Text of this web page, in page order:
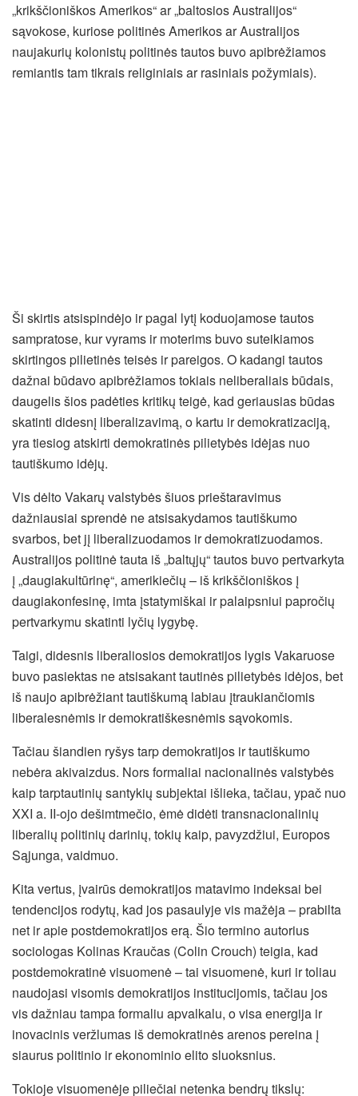
„krikščioniškos Amerikos“ ar „baltosios Australijos“
sąvokose, kuriose politinės Amerikos ar Australijos
naujakurių kolonistų politinės tautos buvo apibrėžiamos
remiantis tam tikrais religiniais ar rasiniais požymiais).
Ši skirtis atsispindėjo ir pagal lytį koduojamose tautos
sampratose, kur vyrams ir moterims buvo suteikiamos
skirtingos pilietinės teisės ir pareigos. O kadangi tautos
dažnai būdavo apibrėžiamos tokiais neliberaliais būdais,
daugelis šios padėties kritikų teigė, kad geriausias būdas
skatinti didesnį liberalizavimą, o kartu ir demokratizaciją,
yra tiesiog atskirti demokratinės pilietybės idėjas nuo
tautiškumo idėjų.
Vis dėlto Vakarų valstybės šiuos prieštaravimus
dažniausiai sprendė ne atsisakydamos tautiškumo
svarbos, bet jį liberalizuodamos ir demokratizuodamos.
Australijos politinė tauta iš „baltųjų“ tautos buvo pertvarkyta
į „daugiakultūrinę“, amerikiečių – iš krikščioniškos į
daugiakonfesinę, imta įstatymiškai ir palaipsniui papročių
pertvarkymu skatinti lyčių lygybę.
Taigi, didesnis liberaliosios demokratijos lygis Vakaruose
buvo pasiektas ne atsisakant tautinės pilietybės idėjos, bet
iš naujo apibrėžiant tautiškumą labiau įtraukiančiomis
liberalesnėmis ir demokratiškesnėmis sąvokomis.
Tačiau šiandien ryšys tarp demokratijos ir tautiškumo
nebėra akivaizdus. Nors formaliai nacionalinės valstybės
kaip tarptautinių santykių subjektai išlieka, tačiau, ypač nuo
XXI a. II-ojo dešimtmečio, ėmė didėti transnacionalinių
liberalių politinių darinių, tokių kaip, pavyzdžiui, Europos
Sąjunga, vaidmuo.
Kita vertus, įvairūs demokratijos matavimo indeksai bei
tendencijos rodytų, kad jos pasaulyje vis mažėja – prabilta
net ir apie postdemokratijos erą. Šio termino autorius
sociologas Kolinas Kraučas (Colin Crouch) teigia, kad
postdemokratinė visuomenė – tai visuomenė, kuri ir toliau
naudojasi visomis demokratijos institucijomis, tačiau jos
vis dažniau tampa formaliu apvalkalu, o visa energija ir
inovacinis veržlumas iš demokratinės arenos pereina į
siaurus politinio ir ekonominio elito sluoksnius.
Tokioje visuomenėje piliečiai netenka bendrų tikslų: